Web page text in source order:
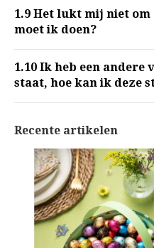
1.9 Het lukt mij niet om
moet ik doen?
1.10 Ik heb een andere
staat, hoe kan ik deze
Recente artikelen